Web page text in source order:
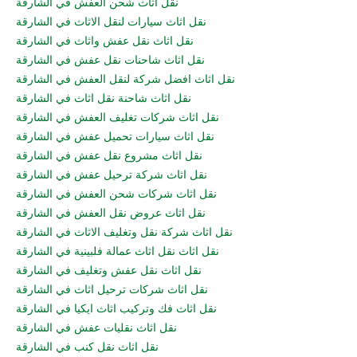
نقل اثاث شحن العفش في الشارقة
نقل اثاث سيارات لنقل الاثاث في الشارقة
نقل اثاث نقل عفش واثاث في الشارقة
نقل اثاث شاحنات نقل عفش في الشارقة
نقل اثاث افضل شركة لنقل العفش في الشارقة
نقل اثاث شاحنة نقل اثاث في الشارقة
نقل اثاث شركات تغليف العفش في الشارقة
نقل اثاث سيارات تحميل عفش في الشارقة
نقل اثاث مشروع نقل عفش في الشارقة
نقل اثاث شركة ترحيل عفش في الشارقة
نقل اثاث شركات شحن العفش في الشارقة
نقل اثاث عروض نقل العفش في الشارقة
نقل اثاث شركة نقل وتغليف الاثاث في الشارقة
نقل اثاث نقل اثاث عمالة فلبينية في الشارقة
نقل اثاث نقل عفش وتغليف في الشارقة
نقل اثاث شركات ترحيل اثاث في الشارقة
نقل اثاث فك وتركيب اثاث ايكيا في الشارقة
نقل اثاث نقليات عفش في الشارقة
نقل اثاث نقل كنب في الشارقة